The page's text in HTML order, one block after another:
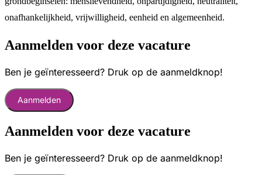
onafhankelijkheid, vrijwilligheid, eenheid en algemeenheid.
Aanmelden voor deze vacature
Ben je geïnteresseerd? Druk op de aanmeldknop!
Aanmelden
Aanmelden voor deze vacature
Ben je geïnteresseerd? Druk op de aanmeldknop!